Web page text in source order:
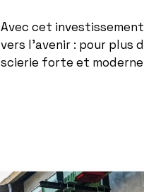
Avec cet
vers l’avenir : pour
scierie forte et